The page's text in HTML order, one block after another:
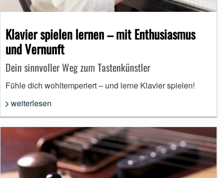
Klavier spielen lernen – mit Enthusiasmus
und Vernunft
Dein sinnvoller Weg zum Tastenkünstler
Fühle dich wohltemperiert – und lerne Klavier spielen!
weiterlesen